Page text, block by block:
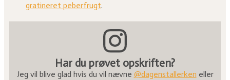
gratineret peberfrugt.
Har du prøvet opskriften?
Jeg vil blive glad hvis du vil nævne @dagenstallerken eller